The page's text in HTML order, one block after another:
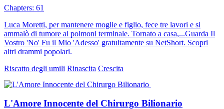
Chapters: 61
Luca Moretti, per mantenere moglie e figlio, fece tre lavori e si
ammalò di tumore ai polmoni terminale. Tornato a casa,...Guarda Il
Vostro 'No' Fu il Mio 'Adesso' gratuitamente su NetShort. Scopri
altri drammi popolari.
Riscatto degli umili Rinascita Crescita
L'Amore Innocente del Chirurgo Bilionario